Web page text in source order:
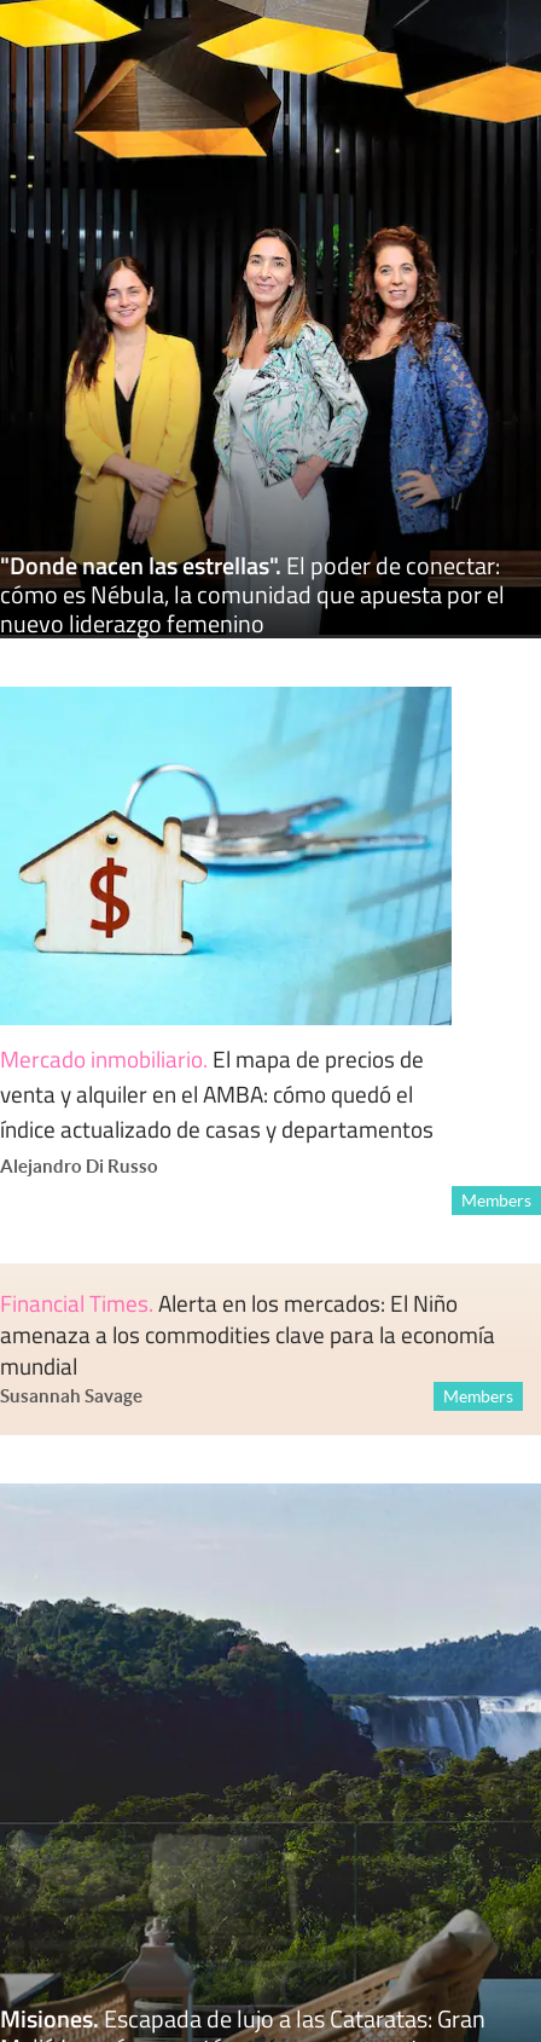
"Donde nacen las estrellas".El poder de conectar:
cómo es Nébula, la comunidad que apuesta por el
nuevo liderazgo femenino
Mercado inmobiliario. El mapa de precios de
venta y alquiler en el AMBA: cómo quedó el
índice actualizado de casas y departamentos
Alejandro Di Russo
Members
Financial Times.Alerta en los mercados: El Niño
amenaza a los commodities clave para la economía
mundial
Susannah Savage Members
Misiones.Escapada de lujo a las Cataratas: Gran